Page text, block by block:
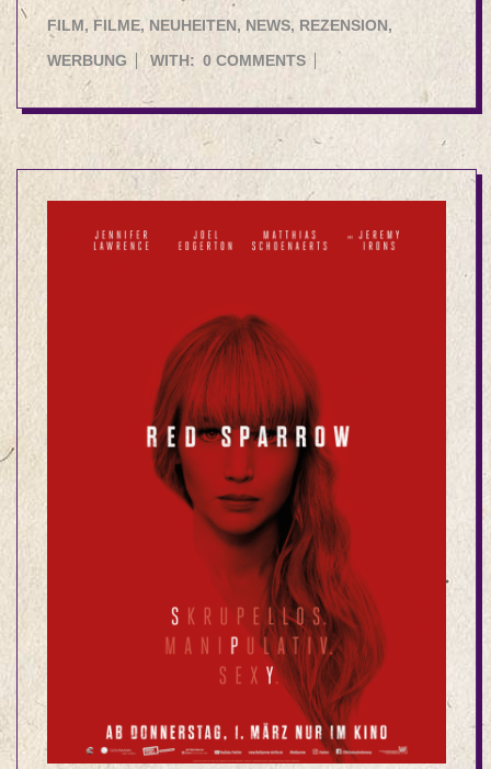
08-
26
FILM , FILME, NEUHEITEN , NEWS, REZENSION ,
WERBUNG WITH: 0 COMMENTS